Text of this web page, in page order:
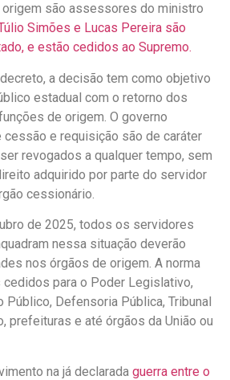
são assessores do ministro
Simões e Lucas Pereira são
e estão cedidos ao Supremo.
a decisão tem como objetivo
estadual com o retorno dos
de origem. O governo
e requisição são de caráter
revogados a qualquer tempo, sem
adquirido por parte do servidor
cessionário.
de 2025, todos os servidores
nessa situação deverão
nos órgãos de origem. A norma
cedidos para o Poder Legislativo,
Defensoria Pública, Tribunal
prefeituras e até órgãos da União ou
na já declarada guerra entre o